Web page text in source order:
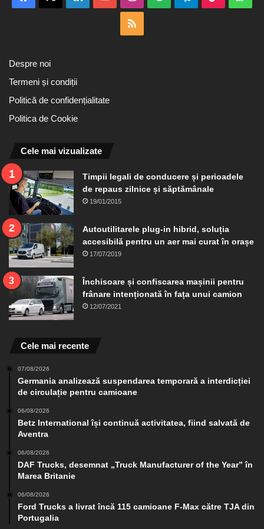
Despre noi
Termeni și condiții
Politică de confidențialitate
Politica de Cookie
Cele mai vizualizate
Timpii legali de conducere și perioadele
de repaus zilnice și săptămânale
19/01/2015
Autoutilitarele plug-in hibrid, soluția
accesibilă pentru un aer mai curat în orașe
17/07/2019
Închisoare și confiscarea mașinii pentru
frânare intenționată în fața unui camion
12/07/2021
Cele mai recente
07/08/2026
Germania analizează suspendarea temporară a interdicției
de circulație pentru camioane
06/08/2026
Betz International își continuă activitatea, fiind salvată de
Aventra
06/08/2026
DAF Trucks, desemnat „Truck Manufacturer of the Year” în
Marea Britanie
06/08/2026
Ford Trucks a livrat încă 115 camioane F-Max către TJA din
Portugalia